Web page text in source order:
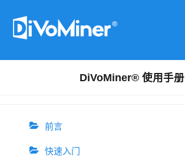
DiVoMiner® 使用手册
前言
快速入门